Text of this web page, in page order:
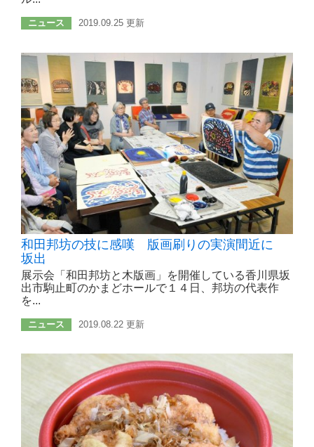
ニュース 2019.09.25 更新
和田邦坊の技に感嘆 版画刷りの実演間近に
坂出
展示会「和田邦坊と木版画」を開催している香川県坂
出市駒止町のかまどホールで１４日、邦坊の代表作
を...
ニュース 2019.08.22 更新